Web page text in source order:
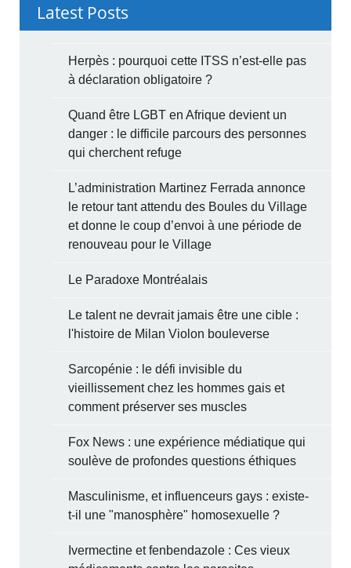
Latest Posts
Herpès : pourquoi cette ITSS n’est-elle pas
à déclaration obligatoire ?
Quand être LGBT en Afrique devient un
danger : le difficile parcours des personnes
qui cherchent refuge
L’administration Martinez Ferrada annonce
le retour tant attendu des Boules du Village
et donne le coup d’envoi à une période de
renouveau pour le Village
Le Paradoxe Montréalais
Le talent ne devrait jamais être une cible :
l'histoire de Milan Violon bouleverse
Sarcopénie : le défi invisible du
vieillissement chez les hommes gais et
comment préserver ses muscles
Fox News : une expérience médiatique qui
soulève de profondes questions éthiques
Masculinisme, et influenceurs gays : existe-
t-il une "manosphère" homosexuelle ?
Ivermectine et fenbendazole : Ces vieux